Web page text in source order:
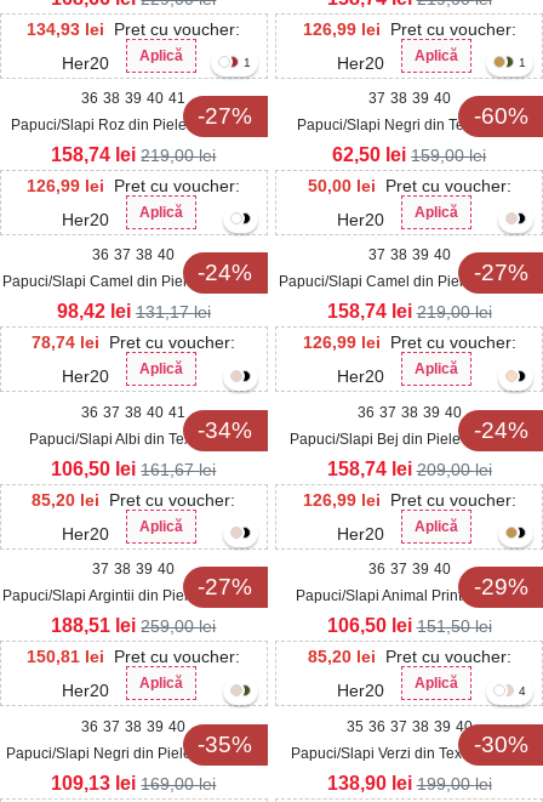
134,93 lei
Pret cu voucher:
Her20
Aplică
126,99 lei
Pret cu voucher:
Her20
Aplică
-27%
1
36 38 39 40 41
Papuci/Slapi Roz din Piele Ecologica
Enria
126,99 lei
Pret cu voucher:
Her20
Aplică
158,74 lei 219,00lei
-60%
1
37 38 39 40
Papuci/Slapi Negri din Textil Daria
50,00 lei
Pret cu voucher:
Her20
Aplică
62,50 lei 159,00lei
-24%
36 37 38 40
Papuci/Slapi Camel din Piele Ecologica
Glorya
78,74 lei
Pret cu voucher:
Her20
Aplică
98,42 lei 131,17lei
-27%
37 38 39 40
Papuci/Slapi Camel din Piele Ecologica
Torya
126,99 lei
Pret cu voucher:
Her20
Aplică
158,74 lei 219,00lei
-34%
36 37 38 40 41
Papuci/Slapi Albi din Textil Eliza
85,20 lei
Pret cu voucher:
Her20
Aplică
106,50 lei 161,67lei
-24%
36 37 38 39 40
Papuci/Slapi Bej din Piele Ecologica
Yarky
126,99 lei
Pret cu voucher:
Her20
Aplică
158,74 lei 209,00lei
-27%
37 38 39 40
Papuci/Slapi Argintii din Piele Ecologica
Intoarsa Sarais
150,81 lei
Pret cu voucher:
Her20
Aplică
188,51 lei 259,00lei
-29%
36 37 39 40
Papuci/Slapi Animal Print din Piele
Ecologica Wiktoria
85,20 lei
Pret cu voucher:
Her20
Aplică
106,50 lei 151,50lei
-35%
36 37 38 39 40
Papuci/Slapi Negri din Piele Ecologica
Intoarsa Lyvie
109,13 lei 169,00lei
-30%
4
35 36 37 38 39 40
Papuci/Slapi Verzi din Textil Kambry
138,90 lei 199,00lei